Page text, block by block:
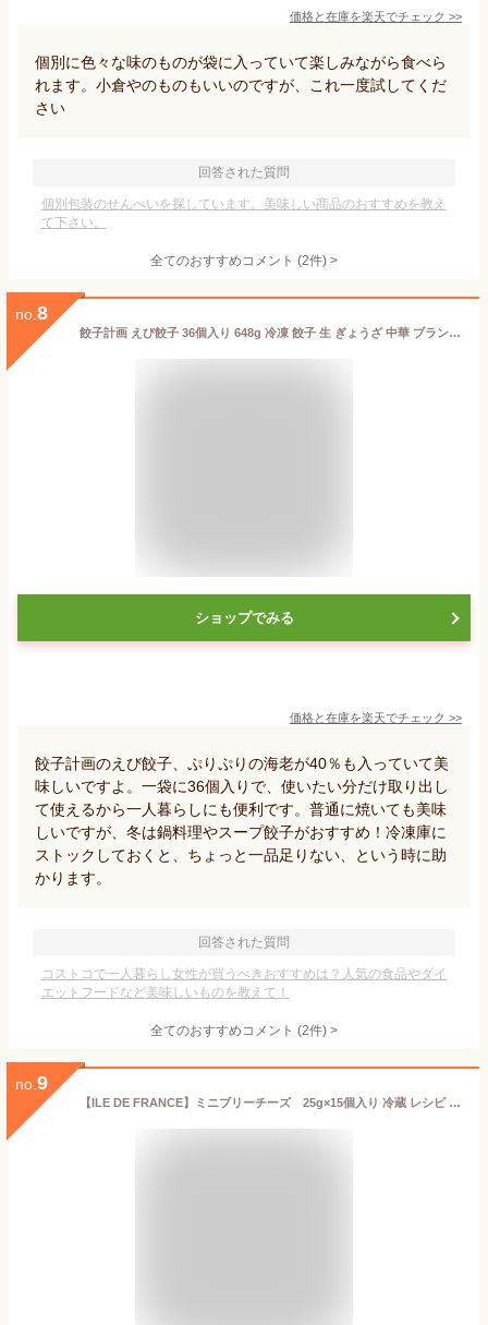
価格と在庫を楽天でチェック >>
個別に色々な味のものが袋に入っていて楽しみながら食べら
れます。小倉やのものもいいのですが、これ一度試してくだ
さい
回答された質問
個別包装のせんべいを探しています。美味しい商品のおすすめを教え
て下さい。
全てのおすすめコメント (2件) >
no. 8
餃子計画 えび餃子 36個入り 648g 冷凍 餃子 生 ぎょうざ 中華 ブランド メーカー オリジナル 具材 素材 焼き餃子 水餃子 種類 大容量 パッケージ 保存 具沢山 冷凍保存 解凍 商品 海老 たけのこ スープ エビワンタン アレンジ 【 Costco コストコ】
ショップでみる
価格と在庫を楽天でチェック >>
餃子計画のえび餃子、ぷりぷりの海老が40％も入っていて美
味しいですよ。一袋に36個入りで、使いたい分だけ取り出し
て使えるから一人暮らしにも便利です。普通に焼いても美味
しいですが、冬は鍋料理やスープ餃子がおすすめ！冷凍庫に
ストックしておくと、ちょっと一品足りない、という時に助
かります。
回答された質問
コストコで一人暮らし女性が買うべきおすすめは？人気の食品やダイ
エットフードなど美味しいものを教えて！
全てのおすすめコメント (2件) >
no. 9
【ILE DE FRANCE】ミニブリーチーズ 25g×15個入り 冷蔵 レシピ ワイン 調理法 味 美容 栄養成分 バゲット ベーグル ダイエット 原材料 保存法 盛りつけ 美味しい 原産国 おつまみ 人気 そのまま食べる アレンジ カロリー トースター レンジ 【Costco コストコ】